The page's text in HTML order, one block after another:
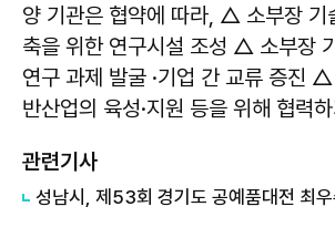
양 기관은 협약에 따라, △ 소부장 기
축을 위한 연구시설 조성 △ 소부장
연구 과제 발굴 ·기업 간 교류 증진 △
반산업의 육성·지원 등을 위해 협력
관련기사
성남시, 제53회 경기도 공예품대전 최